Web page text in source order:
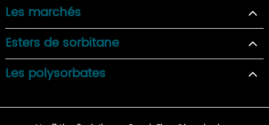
Les marchés
Esters de sorbitane
Les polysorbates